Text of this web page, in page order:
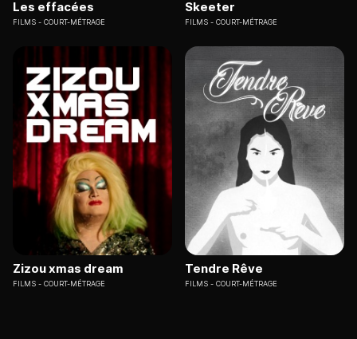
Les effacées
FILMS COURT-MÉTRAGE
Skeeter
FILMS COURT-MÉTRAGE
Zizou xmas dream
FILMS COURT-MÉTRAGE
Tendre Rêve
FILMS COURT-MÉTRAGE